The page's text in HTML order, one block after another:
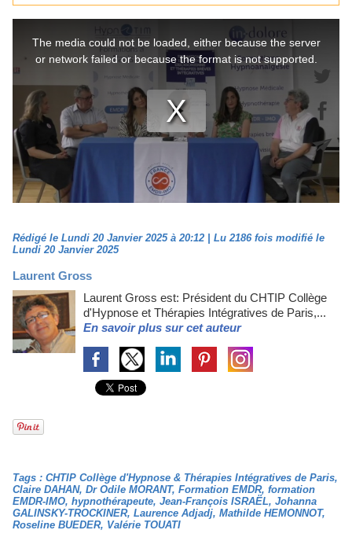
Rédigé le Lundi 20 Janvier 2025 à 20:12 | Lu 2186 fois modifié le
Lundi 20 Janvier 2025
Laurent Gross
Laurent Gross est: Président du CHTIP Collège
d'Hypnose et Thérapies Intégratives de Paris,...
En savoir plus sur cet auteur
Tags : CHTIP Collège d'Hypnose & Thérapies Intégratives de Paris,
Claire DAHAN, Dr Odile MORANT, Formation EMDR, formation
EMDR-IMO, hypnothérapeute, Jean-François ISRAËL, Johanna
GALINSKY-TROCKINER, Laurence Adjadj, Mathilde HEMONNOT,
Roseline BUEDER, Valérie TOUATI